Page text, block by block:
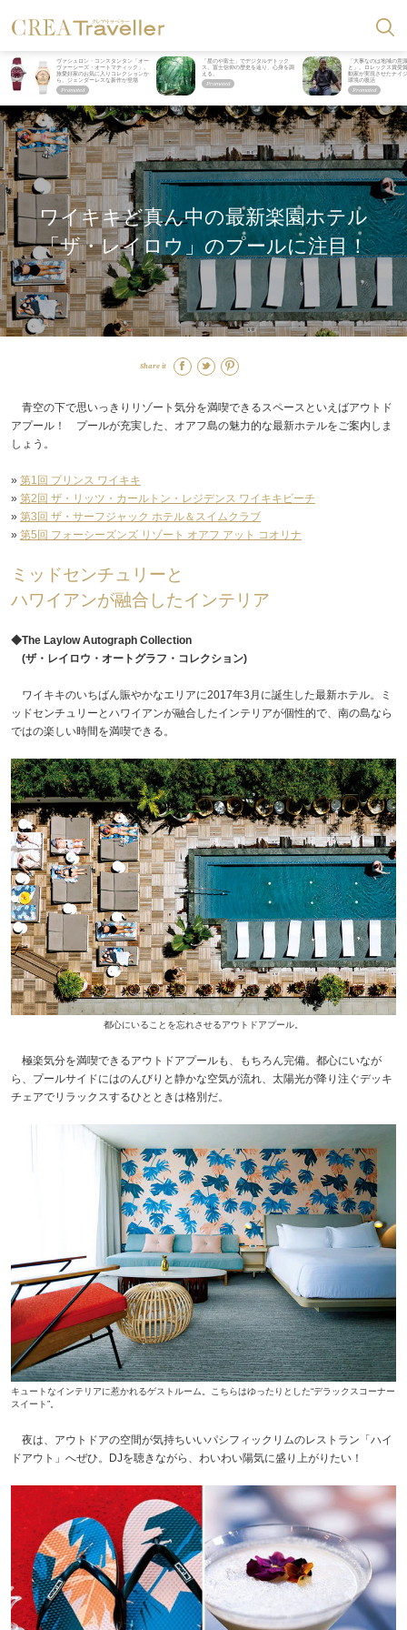
ヴァシュロン・コンスタンタン「オー
ヴァーシーズ・オートマティック」。
旅愛好家のお気に入りコレクションか
ら、ジェンダーレスな新作が登場
「星のや富士」でデジタルデトック
ス。冨士信仰の歴史を辿り、心身を調
える。
「大事なのは地域の意
と」。ロレックス賞受
動家が実現させたナイ
環境の復活
ワイキキど真ん中の最新楽園ホテル
「ザ・レイロウ」のプールに注目！
Share it
青空の下で思いっきりリゾート気分を満喫できるスペースといえばアウトド
アプール！ プールが充実した、オアフ島の魅力的な最新ホテルをご案内しま
しょう。
» 第1回 プリンス ワイキキ
» 第2回 ザ・リッツ・カールトン・レジデンス ワイキキビーチ
» 第3回 ザ・サーフジャック ホテル＆スイムクラブ
» 第5回 フォーシーズンズ リゾート オアフ アット コオリナ
ミッドセンチュリーと
ハワイアンが融合したインテリア
◆The Laylow Autograph Collection
(ザ・レイロウ・オートグラフ・コレクション)
ワイキキのいちばん賑やかなエリアに2017年3月に誕生した最新ホテル。ミ
ッドセンチュリーとハワイアンが融合したインテリアが個性的で、南の島なら
ではの楽しい時間を満喫できる。
都心にいることを忘れさせるアウトドアプール。
極楽気分を満喫できるアウトドアプールも、もちろん完備。都心にいなが
ら、プールサイドにはのんびりと静かな空気が流れ、太陽光が降り注ぐデッキ
チェアでリラックスするひとときは格別だ。
キュートなインテリアに惹かれるゲストルーム。こちらはゆったりとした“デラックスコーナー
スイート”。
夜は、アウトドアの空間が気持ちいいパシフィックリムのレストラン「ハイ
ドアウト」へぜひ。DJを聴きながら、わいわい陽気に盛り上がりたい！